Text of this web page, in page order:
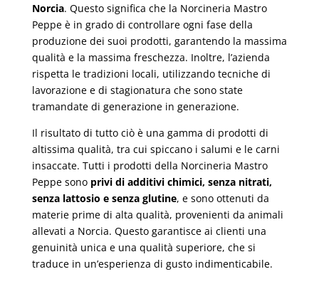
Norcia. Questo significa che la Norcineria Mastro
Peppe è in grado di controllare ogni fase della
produzione dei suoi prodotti, garantendo la massima
qualità e la massima freschezza. Inoltre, l’azienda
rispetta le tradizioni locali, utilizzando tecniche di
lavorazione e di stagionatura che sono state
tramandate di generazione in generazione.
Il risultato di tutto ciò è una gamma di prodotti di
altissima qualità, tra cui spiccano i salumi e le carni
insaccate. Tutti i prodotti della Norcineria Mastro
Peppe sono privi di additivi chimici, senza nitrati,
senza lattosio e senza glutine, e sono ottenuti da
materie prime di alta qualità, provenienti da animali
allevati a Norcia. Questo garantisce ai clienti una
genuinità unica e una qualità superiore, che si
traduce in un’esperienza di gusto indimenticabile.